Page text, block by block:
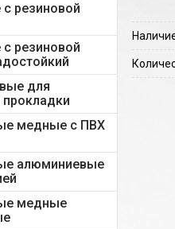
с резиновой
с резиновой
для
прокладки
медные с ПВХ
алюминиевые
медные